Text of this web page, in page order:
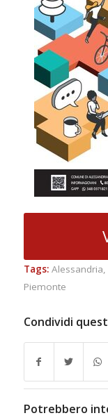
Tags: Alessandria,
Piemonte
Condividi
Potrebbero